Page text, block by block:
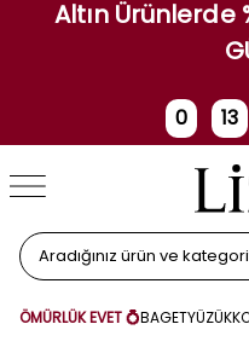
Altın Ürünlerde
0
Gün
13
Saat
ÖMÜRLÜK EVET 💍BAGETYÜZÜK